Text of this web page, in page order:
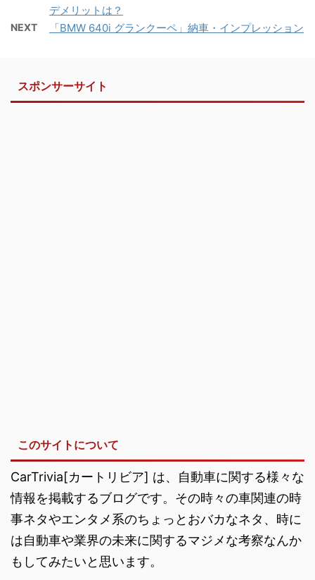
デメリットは？
NEXT 「BMW 640i グランクーペ」納車・インプレッション
スポンサーサイト
このサイトについて
CarTrivia[カートリビア] は、自動車に関する様々な
情報を掲載するブログです。その時々の車関連の時
事ネタやエンタメ系のちょっとおバカなネタ、時に
は自動車や業界の未来に関するマジメな考察なんか
もしてみたいと思います。